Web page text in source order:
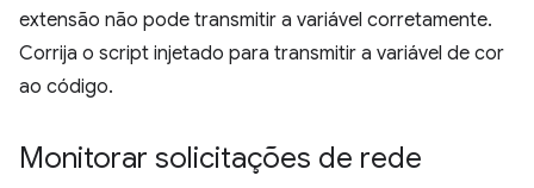
extensão não pode transmitir a variável corretamente.
Corrija o script injetado para transmitir a variável de cor
ao código.
Monitorar solicitações de rede